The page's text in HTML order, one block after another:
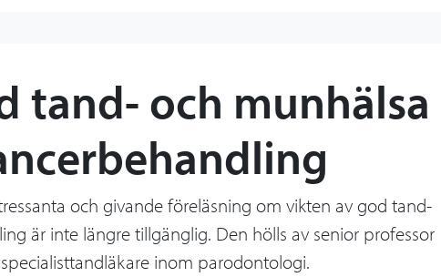
tand- och munhälsa
och givande föreläsning om vikten av god tand-
är inte längre tillgänglig. Den hölls av senior professor
inom parodontologi.